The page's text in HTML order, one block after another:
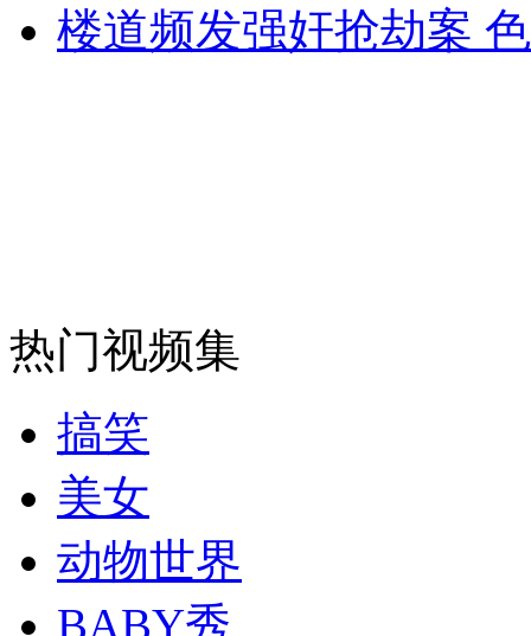
纽约上演“枕头大战”
司机酒驾遇交警 急速倒车逃窜
楼道频发强奸抢劫案
热门视频集
搞笑
美女
动物世界
BABY秀